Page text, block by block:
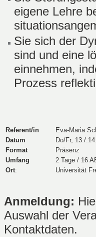
eigene Lehre
Sie sich der
sind und eine
einnehmen,
Prozess
Referent/in
Eva-Maria
Datum
Do/Fr, 13./
Format
Präsenz
Umfang
2 Tage / 16
Ort: Universität
Anmeldung:
Auswahl der
Kontaktdaten.